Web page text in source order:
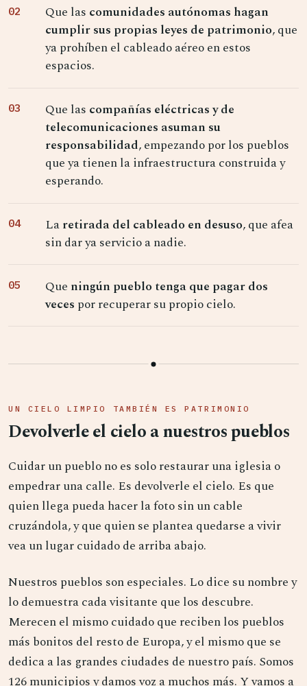
Que las comunidades autónomas hagan
cumplir sus propias leyes de patrimonio, que
ya prohíben el cableado aéreo en estos
espacios.
Que las compañías eléctricas y de
telecomunicaciones asuman su
responsabilidad, empezando por los pueblos
que ya tienen la infraestructura construida y
esperando.
Laretirada del cableado en desuso, que afea
sin dar ya servicio a nadie.
Que ningún pueblo tenga que pagar dos
veces por recuperar su propio cielo.
UN CIELO LIMPIO TAMBIÉN ES PATRIMONIO
Devolverle el cielo a nuestros pueblos
Cuidar un pueblo no es solo restaurar una iglesia o
empedrar una calle. Es devolverle el cielo. Es que
quien llega pueda hacer la foto sin un cable
cruzándola, y que quien se plantea quedarse a vivir
vea un lugar cuidado de arriba abajo.
Nuestros pueblos son especiales. Lo dice su nombre y
lo demuestra cada visitante que los descubre.
Merecen el mismo cuidado que reciben los pueblos
más bonitos del resto de Europa, y el mismo que se
dedica a las grandes ciudades de nuestro país. Somos
126 municipios y damos voz a muchos más. Y vamos a